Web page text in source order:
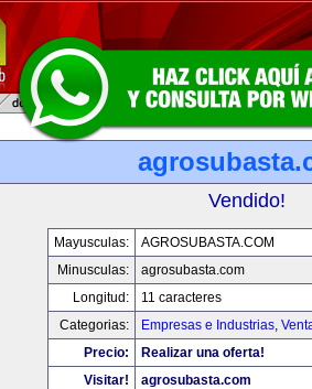
Vendido!
Mayusculas:
AGROSUBASTA.COM
Minusculas:
agrosubasta.com
Longitud:
11 caracteres
Categorias:
Empresas e Industrias,
Precio:
Realizar una oferta!
Visitar!
agrosubasta.com